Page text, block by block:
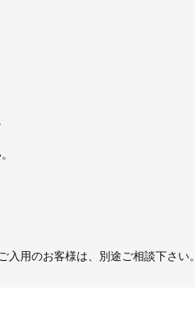
用のお客様は、別途ご相談下さい。